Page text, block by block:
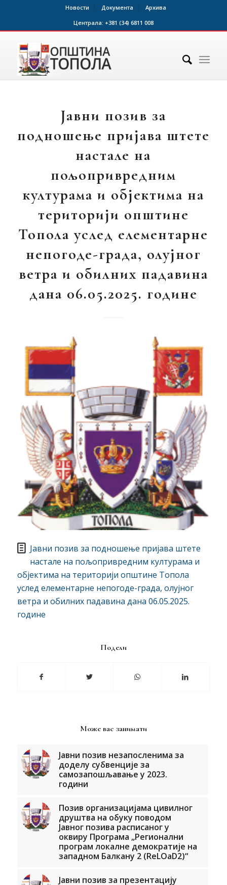
Новости Документа
Архива
Централа: +381 (34) 6811 008
Јавни позив за
подношење пријава штете
настале на
пољопривредним
културама и објектима на
територији општине
Топола услед елементарне
непогоде-града, олујног
ветра и обилних падавина
дана 06.05.2025. године
Јавни позив за подношење пријава штете
настале на пољопривредним културама и
објектима на територији општине Топола
услед елементарне непогоде-града, олујног
ветра и обилних падавина дана 06.05.2025.
године
Подели
Може вас занимати
Јавни позив незапосленима за
доделу субвенције за
самозапошљавање у 2023.
години
Позив организацијама цивилног
друштва на обуку поводом
Јавног позива расписаног у
оквиру Програма „Регионални
програм локалне демократије на
западном Балкану 2 (ReLOaD2)“
Јавни позив за презентацију